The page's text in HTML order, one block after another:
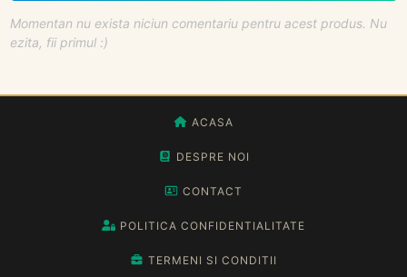
Momentan nu exista niciun comentariu pentru acest produs. Nu
ezita, fii primul :)
ACASA
DESPRE NOI
CONTACT
POLITICA CONFIDENTIALITATE
TERMENI SI CONDITII